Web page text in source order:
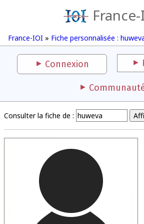
France-IOI » Fiche personnalisée :
Connexion
Consulter la fiche de :